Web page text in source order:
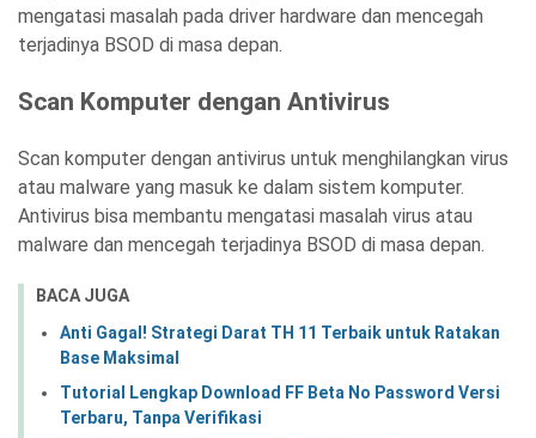
mengatasi masalah pada driver hardware dan mencegah
terjadinya BSOD di masa depan.
Scan Komputer dengan Antivirus
Scan komputer dengan antivirus untuk menghilangkan virus
atau malware yang masuk ke dalam sistem komputer.
Antivirus bisa membantu mengatasi masalah virus atau
malware dan mencegah terjadinya BSOD di masa depan.
BACA JUGA
Anti Gagal! Strategi Darat TH 11 Terbaik untuk Ratakan
Base Maksimal
Tutorial Lengkap Download FF Beta No Password Versi
Terbaru, Tanpa Verifikasi